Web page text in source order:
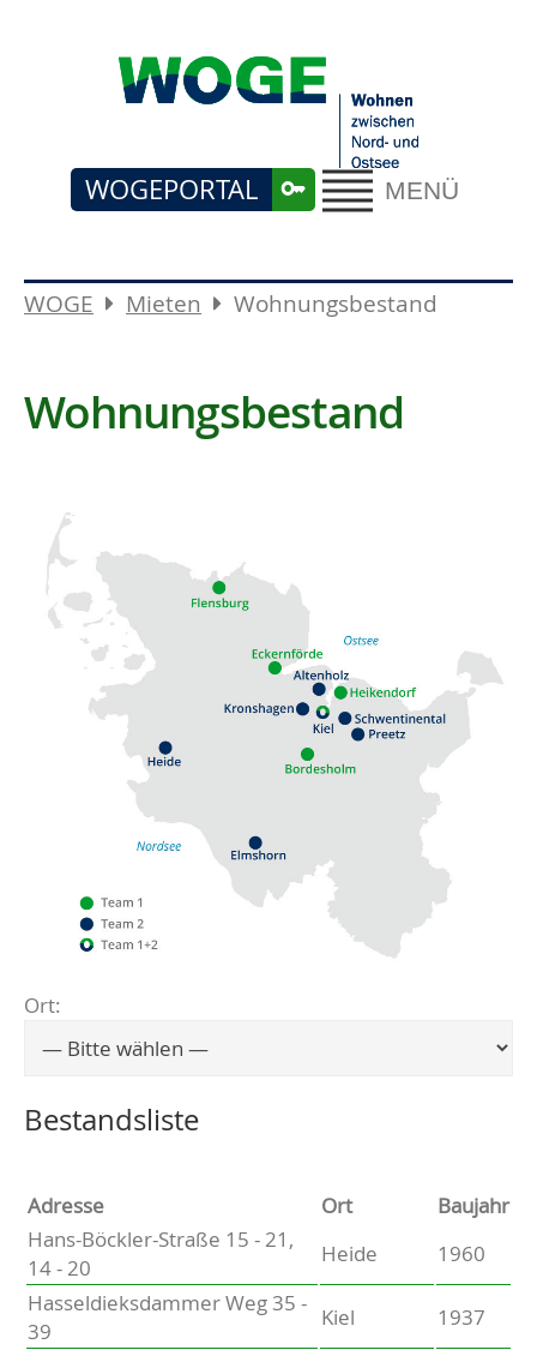
MENÜ
WOGEPORTAL
WOGE Mieten Wohnungsbestand
Wohnungsbestand
Eckernförde
Heikendorf
Kronshagen
Schwentinental
Preetz
Heide
Bordesholm
Elmshorn
Ort:
Wählen Sie einen Ort, um zur entsprechenden Seite
Bestandsliste
Adresse Ort
Baujahr
Hans-Böckler-Straße 15 - 21,
14 - 20
Heide
1960
Hasseldieksdammer Weg 35 -
39
Kiel
1937